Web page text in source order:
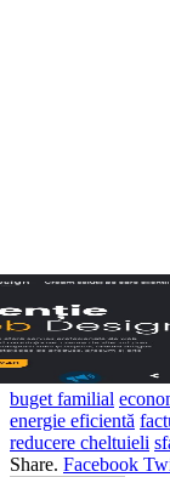
buget familial
energie eficientă
reducere cheltuieli
Share. Facebook